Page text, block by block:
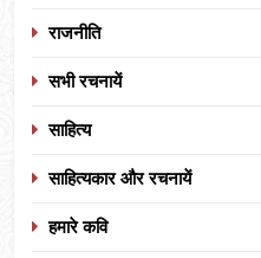
राजनीति
सभी रचनायें
साहित्य
साहित्यकार और रचनायें
हमारे कवि